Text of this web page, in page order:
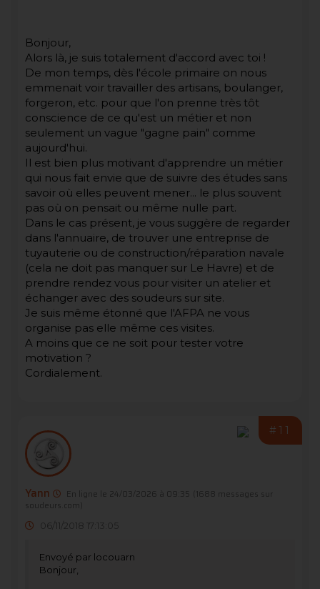
Bonjour,
Alors là, je suis totalement d'accord avec toi !
De mon temps, dès l'école primaire on nous
emmenait voir travailler des artisans, boulanger,
forgeron, etc. pour que l'on prenne très tôt
conscience de ce qu'est un métier et non
seulement un vague "gagne pain" comme
aujourd'hui.
Il est bien plus motivant d'apprendre un métier
qui nous fait envie que de suivre des études sans
savoir où elles peuvent mener... le plus souvent
pas où on pensait ou même nulle part.
Dans le cas présent, je vous suggère de regarder
dans l'annuaire, de trouver une entreprise de
tuyauterie ou de construction/réparation navale
(cela ne doit pas manquer sur Le Havre) et de
prendre rendez vous pour visiter un atelier et
échanger avec des soudeurs sur site.
Je suis même étonné que l'AFPA ne vous
organise pas elle même ces visites.
A moins que ce ne soit pour tester votre
motivation ?
Cordialement.
#11
Yann En ligne le 24/03/2026 à 09:35
(1688 messages sur
soudeurs.com)
06/11/2018 17:13:05
Envoyé par locouarn
Bonjour,